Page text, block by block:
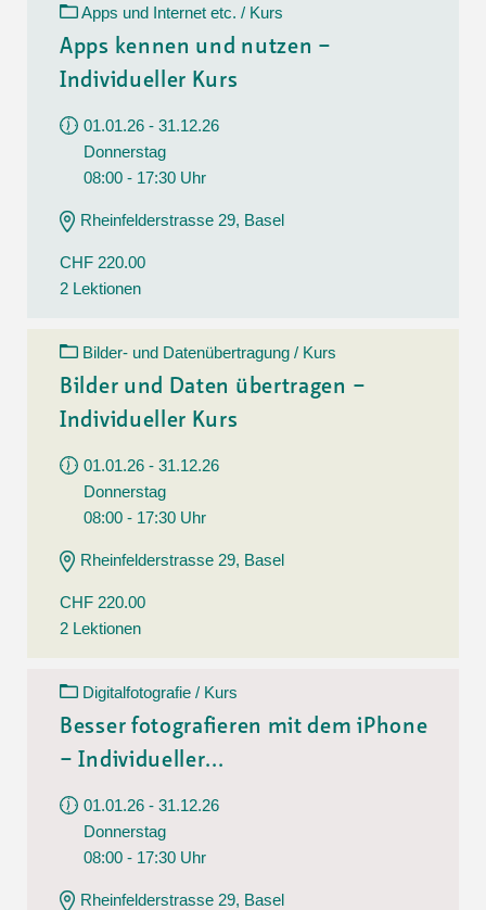
Apps und Internet etc. / Kurs
Apps kennen und nutzen –
Individueller Kurs
01.01.26 - 31.12.26
Donnerstag
08:00 - 17:30 Uhr
Rheinfelderstrasse 29, Basel
CHF 220.00
2 Lektionen
Bilder- und Datenübertragung / Kurs
Bilder und Daten übertragen –
Individueller Kurs
01.01.26 - 31.12.26
Donnerstag
08:00 - 17:30 Uhr
Rheinfelderstrasse 29, Basel
CHF 220.00
2 Lektionen
Digitalfotografie / Kurs
Besser fotografieren mit dem iPhone
– Individueller...
01.01.26 - 31.12.26
Donnerstag
08:00 - 17:30 Uhr
Rheinfelderstrasse 29, Basel